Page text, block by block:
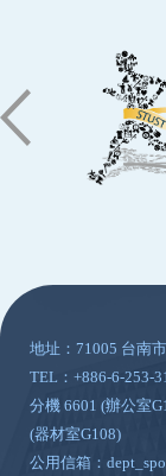
地址：71005 台南
TEL：+886-6-253-
分機 6601 (辦公室
(器材室G108)
公用信箱：